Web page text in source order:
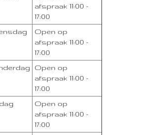
afspraak 11:00 -
17:00
Open op
afspraak 11:00 -
17:00
Open op
afspraak 11:00 -
17:00
Open op
afspraak 11:00 -
17:00